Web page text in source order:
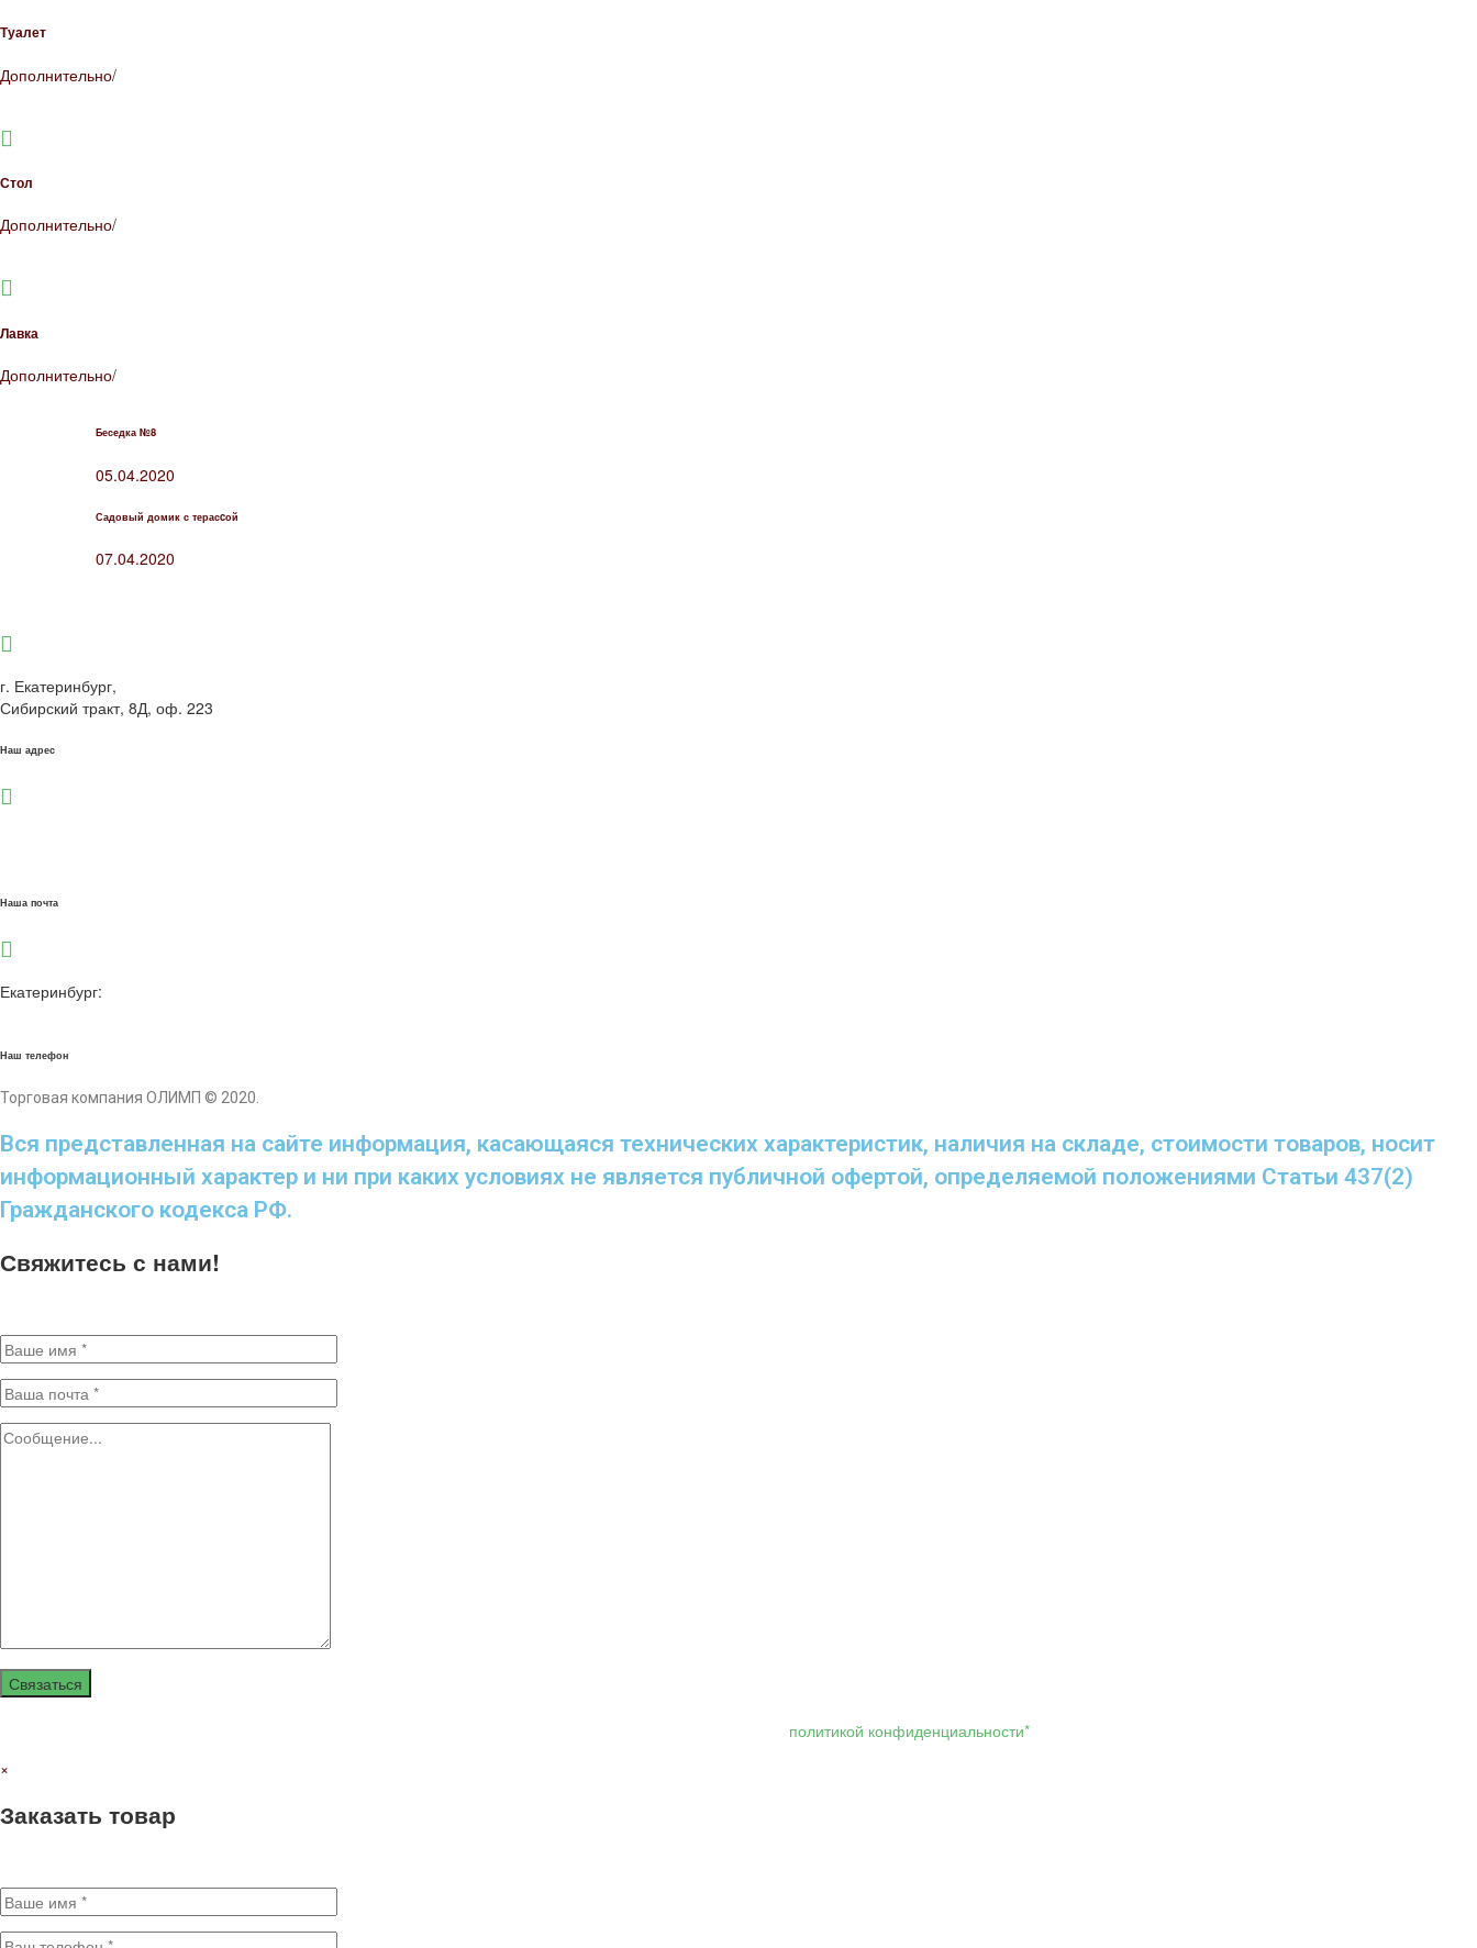
Туалет
Дополнительно/
Стол
Дополнительно/
Лавка
Дополнительно/
Беседка №8
05.04.2020
Садовый домик с терасcой
07.04.2020
г. Екатеринбург,
Сибирский тракт, 8Д, оф. 223
Наш адрес
Наша почта
Екатеринбург:
Наш телефон
Торговая компания ОЛИМП © 2020.
Вся представленная на сайте информация, касающаяся технических характеристик, наличия на складе, стоимости товаров, носит
информационный характер и ни при каких условиях не является публичной офертой, определяемой положениями Статьи 437(2)
Гражданского кодекса РФ.
Свяжитесь с нами!
Связаться
политикой конфиденциальности*
×
Заказать товар